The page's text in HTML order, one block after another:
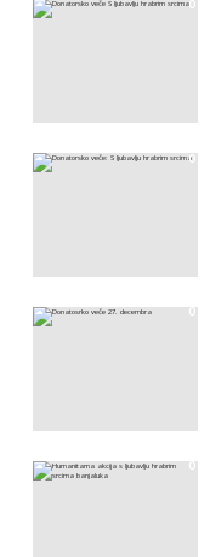
0
0
0
0